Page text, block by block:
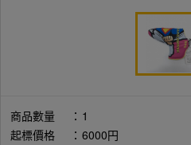
商品數量 ： 1
起標價格
： 6000円